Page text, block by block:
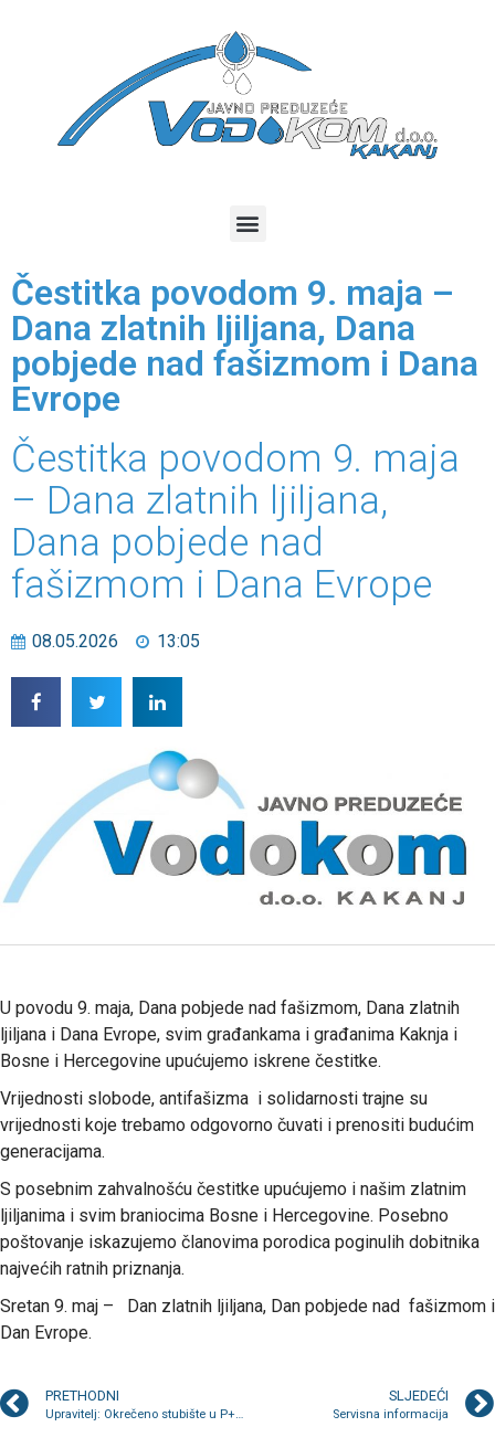
Čestitka povodom 9. maja –
Dana zlatnih ljiljana, Dana
pobjede nad fašizmom i Dana
Evrope
Čestitka povodom 9. maja
– Dana zlatnih ljiljana,
Dana pobjede nad
fašizmom i Dana Evrope
08.05.2026 13:05
U povodu 9. maja, Dana pobjede nad fašizmom, Dana zlatnih
ljiljana i Dana Evrope, svim građankama i građanima Kaknja i
Bosne i Hercegovine upućujemo iskrene čestitke.
Vrijednosti slobode, antifašizma i solidarnosti trajne su
vrijednosti koje trebamo odgovorno čuvati i prenositi budućim
generacijama.
S posebnim zahvalnošću čestitke upućujemo i našim zlatnim
ljiljanima i svim braniocima Bosne i Hercegovine. Posebno
poštovanje iskazujemo članovima porodica poginulih dobitnika
najvećih ratnih priznanja.
Sretan 9. maj – Dan zlatnih ljiljana, Dan pobjede nad fašizmom i
Dan Evrope.
PRETHODNI
Upravitelj: Okrečeno stubište u P+3+M
SLJEDEĆI
Servisna informacija